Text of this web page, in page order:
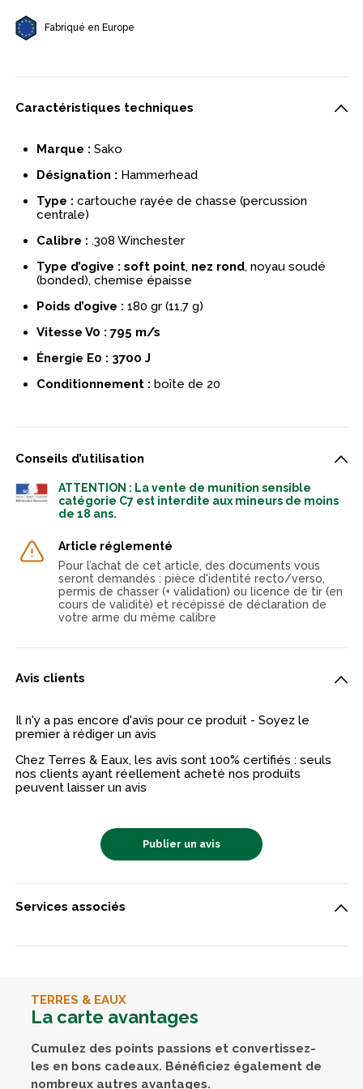
Fabriqué en Europe
Caractéristiques techniques
Marque : Sako
Désignation : Hammerhead
Type : cartouche rayée de chasse (percussion
centrale)
Calibre : .308 Winchester
Type d’ogive : soft point, nez rond, noyau soudé
(bonded), chemise épaisse
Poids d’ogive : 180 gr (11,7 g)
Vitesse V0 : 795 m/s
Énergie E0 : 3700 J
Conditionnement : boîte de 20
Conseils d’utilisation
ATTENTION : La vente de munition sensible
catégorie C7 est interdite aux mineurs de moins
de 18 ans.
Article réglementé
Pour l’achat de cet article, des documents vous
seront demandés : pièce d'identité recto/verso,
permis de chasser (+ validation) ou licence de tir (en
cours de validité) et récépissé de déclaration de
votre arme du même calibre
Avis clients
Il n'y a pas encore d'avis pour ce produit - Soyez le
premier à rédiger un avis
Chez Terres & Eaux, les avis sont 100% certifiés : seuls
nos clients ayant réellement acheté nos produits
peuvent laisser un avis
Publier un avis
Services associés
TERRES & EAUX
La carte avantages
Cumulez des points passions et convertissez-
les en bons cadeaux. Bénéficiez également de
nombreux autres avantages.